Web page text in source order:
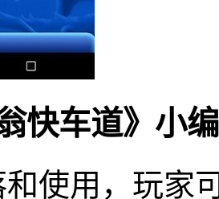
快车道》小
使用，玩家